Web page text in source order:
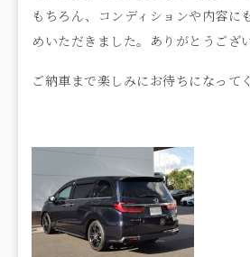
もちろん、コンディションや内容に
めいただきました。ありがとうござ
ご納車まで楽しみにお待ちになって